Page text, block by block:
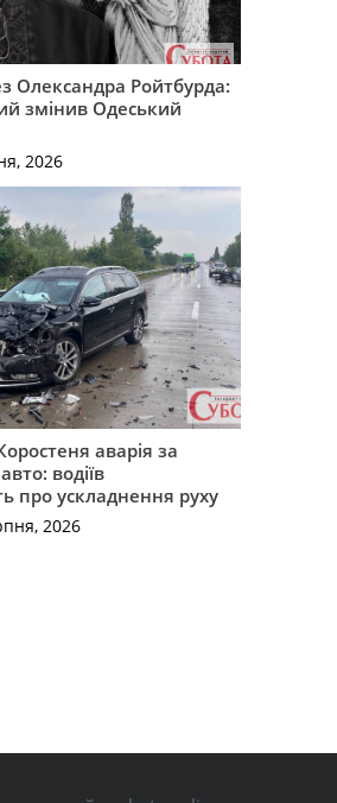
Олександра Ройтбурда:
змінив Одеський
2026
аварія за
водіїв
про ускладнення руху
2026